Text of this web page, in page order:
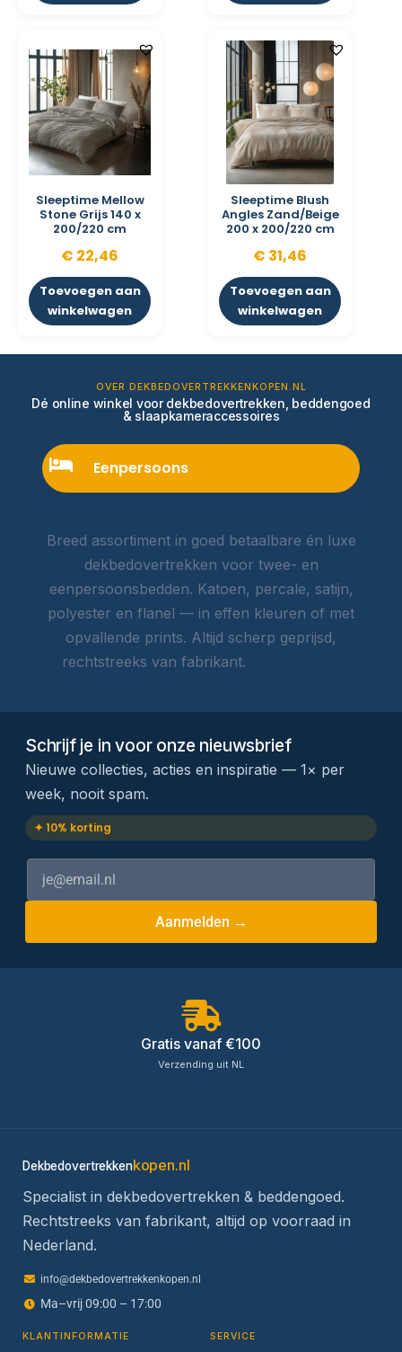
Sleeptime Mellow
Stone Grijs 140 x
200/220 cm
€ 22,46
Toevoegen aan
winkelwagen
Sleeptime Blush
Angles Zand/Beige
200 x 200/220 cm
€ 31,46
Toevoegen aan
winkelwagen
OVER DEKBEDOVERTREKKENKOPEN.NL
Dé online winkel voor dekbedovertrekken, beddengoed
& slaapkameraccessoires
Eenpersoons
Breed assortiment in goed betaalbare én luxe
dekbedovertrekken voor twee- en
eenpersoonsbedden. Katoen, percale, satijn,
polyester en flanel — in effen kleuren of met
opvallende prints. Altijd scherp geprijsd,
rechtstreeks van fabrikant.
Schrijf je in voor onze nieuwsbrief
Nieuwe collecties, acties en inspiratie — 1× per
week, nooit spam.
✦ 10% korting
Aanmelden →
Gratis vanaf €100
Verzending uit NL
Dekbedovertrekkenkopen.nl
Specialist in dekbedovertrekken & beddengoed.
Rechtstreeks van fabrikant, altijd op voorraad in
Nederland.
info@dekbedovertrekkenkopen.nl
Ma–vrij 09:00 – 17:00
KLANTINFORMATIE SERVICE